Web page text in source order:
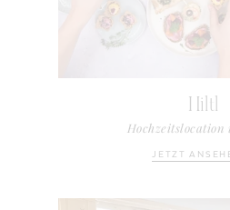
Hiltl
JETZT